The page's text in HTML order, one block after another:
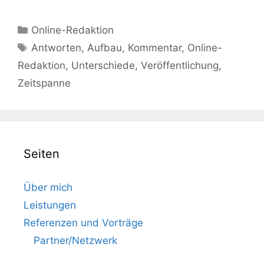
Kategorien
Online-Redaktion
Schlagwörter
Antworten, Aufbau, Kommentar, Online-
Redaktion, Unterschiede, Veröffentlichung,
Zeitspanne
Seiten
Über mich
Leistungen
Referenzen und Vorträge
Partner/Netzwerk